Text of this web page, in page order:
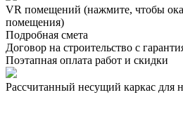
VR помещений (нажмите, чтобы
помещения)
Подробная смета
Договор на строительство с
Поэтапная оплата работ и скидки
Рассчитанный несущий каркас для